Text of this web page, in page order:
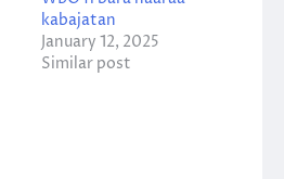
kabajatan
January 12, 2025
Similar post